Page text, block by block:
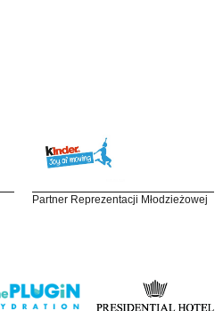
Partner Reprezentacji Młodzieżowej